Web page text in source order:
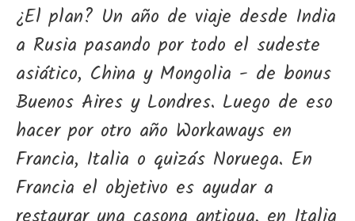
¿El plan? Un año de viaje desde India
a Rusia pasando por todo el sudeste
asiático, China y Mongolia - de bonus
Buenos Aires y Londres. Luego de eso
hacer por otro año Workaways en
Francia, Italia o quizás Noruega. En
Francia el objetivo es ayudar a